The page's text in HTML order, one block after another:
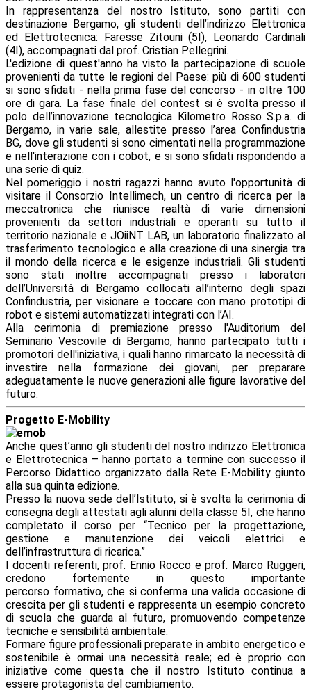
In rappresentanza del nostro Istituto, sono partiti con
destinazione Bergamo, gli studenti dell’indirizzo Elettronica
ed Elettrotecnica: Faresse Zitouni (5I), Leonardo Cardinali
(4I), accompagnati dal prof. Cristian Pellegrini.
L'edizione di quest'anno ha visto la partecipazione di scuole
provenienti da tutte le regioni del Paese: più di 600 studenti
si sono sfidati - nella prima fase del concorso - in oltre 100
ore di gara. La fase finale del contest si è svolta presso il
polo dell’innovazione tecnologica Kilometro Rosso S.p.a. di
Bergamo, in varie sale, allestite presso l’area Confindustria
BG, dove gli studenti si sono cimentati nella programmazione
e nell'interazione con i cobot, e si sono sfidati rispondendo a
una serie di quiz.
Nel pomeriggio i nostri ragazzi hanno avuto l'opportunità di
visitare il Consorzio Intellimech, un centro di ricerca per la
meccatronica che riunisce realtà di varie dimensioni
provenienti da settori industriali e operanti su tutto il
territorio nazionale e JOiiNT LAB, un laboratorio finalizzato al
trasferimento tecnologico e alla creazione di una sinergia tra
il mondo della ricerca e le esigenze industriali. Gli studenti
sono stati inoltre accompagnati presso i laboratori
dell’Università di Bergamo collocati all’interno degli spazi
Confindustria, per visionare e toccare con mano prototipi di
robot e sistemi automatizzati integrati con l’AI.
Alla cerimonia di premiazione presso l'Auditorium del
Seminario Vescovile di Bergamo, hanno partecipato tutti i
promotori dell'iniziativa, i quali hanno rimarcato la necessità di
investire nella formazione dei giovani, per preparare
adeguatamente le nuove generazioni alle figure lavorative del
futuro.
Progetto E-Mobility
Anche quest’anno gli studenti del nostro indirizzo Elettronica
e Elettrotecnica – hanno portato a termine con successo il
Percorso Didattico organizzato dalla Rete E-Mobility giunto
alla sua quinta edizione.
Presso la nuova sede dell’Istituto, si è svolta la cerimonia di
consegna degli attestati agli alunni della classe 5I, che hanno
completato il corso per “Tecnico per la progettazione,
gestione e manutenzione dei veicoli elettrici e
dell’infrastruttura di ricarica.”
I docenti referenti, prof. Ennio Rocco e prof. Marco Ruggeri,
credono fortemente in questo importante
percorso formativo, che si conferma una valida occasione di
crescita per gli studenti e rappresenta un esempio concreto
di scuola che guarda al futuro, promuovendo competenze
tecniche e sensibilità ambientale.
Formare figure professionali preparate in ambito energetico e
sostenibile è ormai una necessità reale; ed è proprio con
iniziative come questa che il nostro Istituto continua a
essere protagonista del cambiamento.